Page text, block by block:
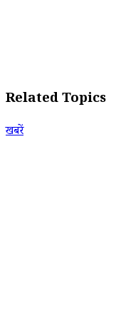
Related Topics
खबरें